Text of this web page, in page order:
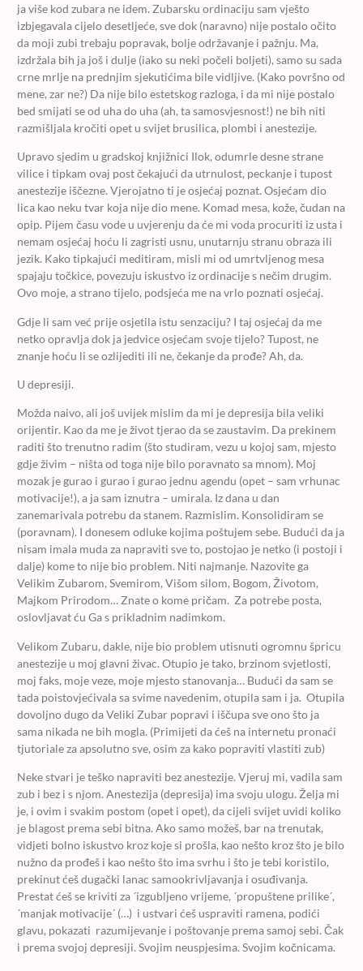
ja više kod zubara ne idem. Zubarsku ordinaciju sam vješto
izbjegavala cijelo desetljeće, sve dok (naravno) nije postalo očito
da moji zubi trebaju popravak, bolje održavanje i pažnju. Ma,
izdržala bih ja još i dulje (iako su neki počeli boljeti), samo su sada
crne mrlje na prednjim sjekutićima bile vidljive. (Kako površno od
mene, zar ne?) Da nije bilo estetskog razloga, i da mi nije postalo
bed smijati se od uha do uha (ah, ta samosvjesnost!) ne bih niti
razmišljala kročiti opet u svijet brusilica, plombi i anestezije.
Upravo sjedim u gradskoj knjižnici Ilok, odumrle desne strane
vilice i tipkam ovaj post čekajući da utrnulost, peckanje i tupost
anestezije iščezne. Vjerojatno ti je osjećaj poznat. Osjećam dio
lica kao neku tvar koja nije dio mene. Komad mesa, kože, čudan na
opip. Pijem času vode u uvjerenju da će mi voda procuriti iz usta i
nemam osjećaj hoću li zagristi usnu, unutarnju stranu obraza ili
jezik. Kako tipkajući meditiram, misli mi od umrtvljenog mesa
spajaju točkice, povezuju iskustvo iz ordinacije s nečim drugim.
Ovo moje, a strano tijelo, podsjeća me na vrlo poznati osjećaj.
Gdje li sam već prije osjetila istu senzaciju? I taj osjećaj da me
netko opravlja dok ja jedvice osjećam svoje tijelo? Tupost, ne
znanje hoću li se ozlijediti ili ne, čekanje da prođe? Ah, da.
U depresiji.
Možda naivo, ali još uvijek mislim da mi je depresija bila veliki
orijentir. Kao da me je život tjerao da se zaustavim. Da prekinem
raditi što trenutno radim (što studiram, vezu u kojoj sam, mjesto
gdje živim – ništa od toga nije bilo poravnato sa mnom). Moj
mozak je gurao i gurao i gurao jednu agendu (opet – sam vrhunac
motivacije!), a ja sam iznutra – umirala. Iz dana u dan
zanemarivala potrebu da stanem. Razmislim. Konsolidiram se
(poravnam). I donesem odluke kojima poštujem sebe. Budući da ja
nisam imala muda za napraviti sve to, postojao je netko (i postoji i
dalje) kome to nije bio problem. Niti najmanje. Nazovite ga
Velikim Zubarom, Svemirom, Višom silom, Bogom, Životom,
Majkom Prirodom… Znate o kome pričam. Za potrebe posta,
oslovljavat ću Ga s prikladnim nadimkom.
Velikom Zubaru, dakle, nije bio problem utisnuti ogromnu špricu
anestezije u moj glavni živac. Otupio je tako, brzinom svjetlosti,
moj faks, moje veze, moje mjesto stanovanja… Budući da sam se
tada poistovjećivala sa svime navedenim, otupila sam i ja. Otupila
dovoljno dugo da Veliki Zubar popravi i iščupa sve ono što ja
sama nikada ne bih mogla. (Primijeti da ćeš na internetu pronaći
tjutoriale za apsolutno sve, osim za kako popraviti vlastiti zub)
Neke stvari je teško napraviti bez anestezije. Vjeruj mi, vadila sam
zub i bez i s njom. Anestezija (depresija) ima svoju ulogu. Želja mi
je, i ovim i svakim postom (opet i opet), da cijeli svijet uvidi koliko
je blagost prema sebi bitna. Ako samo možeš, bar na trenutak,
vidjeti bolno iskustvo kroz koje si prošla, kao nešto kroz što je bilo
nužno da prođeš i kao nešto što ima svrhu i što je tebi koristilo,
prekinut ćeš dugački lanac samookrivljavanja i osuđivanja.
Prestat ćeš se kriviti za ´izgubljeno vrijeme, ´propuštene prilike´,
´manjak motivacije´ (…) i ustvari ćeš uspraviti ramena, podići
glavu, pokazati razumijevanje i poštovanje prema samoj sebi. Čak
i prema svojoj depresiji. Svojim neuspjesima. Svojim kočnicama.